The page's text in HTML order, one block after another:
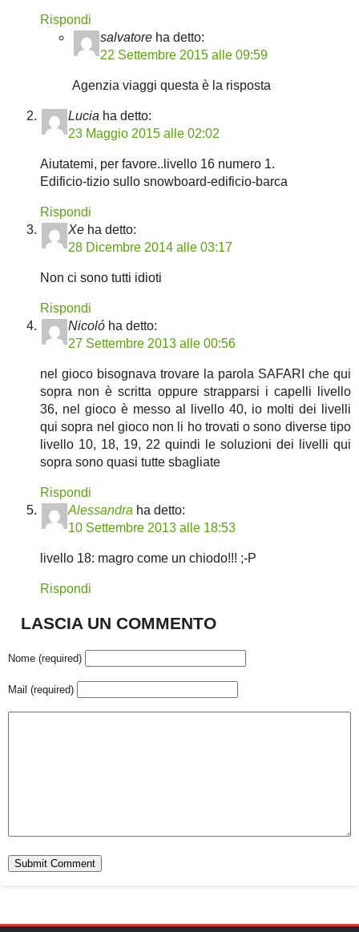
Rispondi
salvatore ha detto:
22 Settembre 2015 alle 09:59
Agenzia viaggi questa è la risposta
Lucia ha detto:
23 Maggio 2015 alle 02:02
Aiutatemi, per favore..livello 16 numero 1.
Edificio-tizio sullo snowboard-edificio-barca
Rispondi
Xe ha detto:
28 Dicembre 2014 alle 03:17
Non ci sono tutti idioti
Rispondi
Nicoló ha detto:
27 Settembre 2013 alle 00:56
nel gioco bisognava trovare la parola SAFARI che qui
sopra non è scritta oppure strapparsi i capelli livello
36, nel gioco è messo al livello 40, io molti dei livelli
qui sopra nel gioco non li ho trovati o sono diverse tipo
livello 10, 18, 19, 22 quindi le soluzioni dei livelli qui
sopra sono quasi tutte sbagliate
Rispondi
Alessandra ha detto:
10 Settembre 2013 alle 18:53
livello 18: magro come un chiodo!!! ;-P
Rispondi
LASCIA UN COMMENTO
Nome (required)
Mail (required)